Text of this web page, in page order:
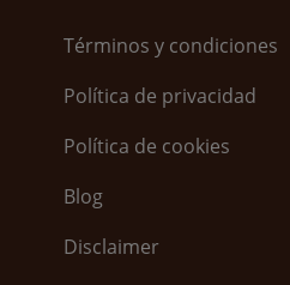
Términos y condiciones
Política de privacidad
Política de cookies
Blog
Disclaimer